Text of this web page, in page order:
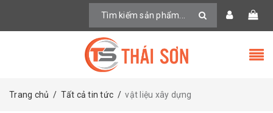
Trang chủ / Tất cả tin tức / vật liệu xây dựng